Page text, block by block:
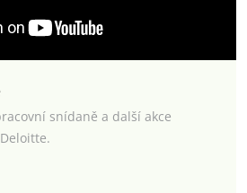
snídaně a další akce